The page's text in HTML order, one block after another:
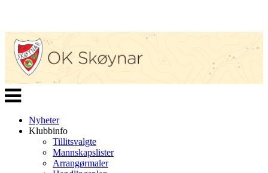
Veksle
navigasjon
Nyheter
Klubbinfo
Tillitsvalgte
Mannskapslister
Arrangørmaler